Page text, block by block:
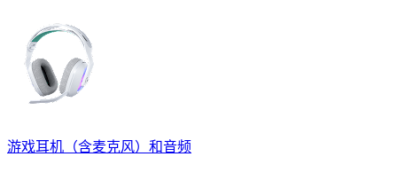
游戏耳机（含麦克风）和音频